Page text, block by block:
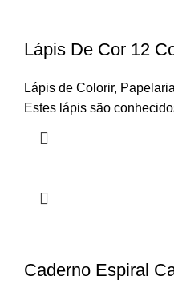
Lápis De Cor 12
Lápis de Colorir, Papelaria
Estes lápis são
Caderno Espiral